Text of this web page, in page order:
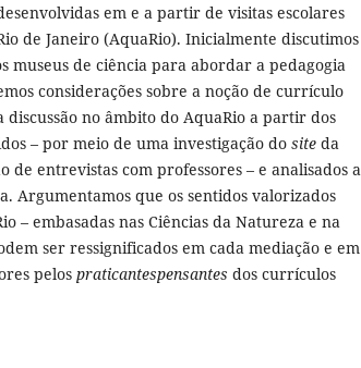
em e a partir de visitas escolares
de Janeiro (AquaRio). Inicialmente discutimos
museus de ciência para abordar a pedagogia
considerações sobre a noção de currículo
discussão no âmbito do AquaRio a partir dos
– por meio de uma investigação do site da
de entrevistas com professores – e analisados a
Argumentamos que os sentidos valorizados
– embasadas nas Ciências da Natureza e na
ser ressignificados em cada mediação e em
pelos praticantespensantes dos currículos